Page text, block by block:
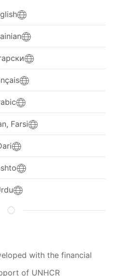
Farsi
with the financial
of UNHCR